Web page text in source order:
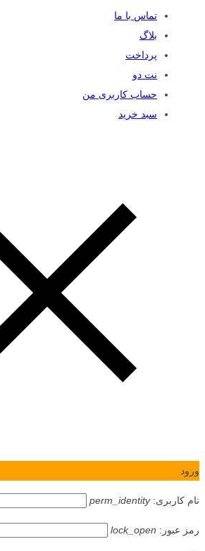
تماس با ما
بلاگ
پرداخت
نت دو
حساب کاربری من
سبد خرید
ورود
نام کاربری:perm_identity
رمز عبور: lock_open